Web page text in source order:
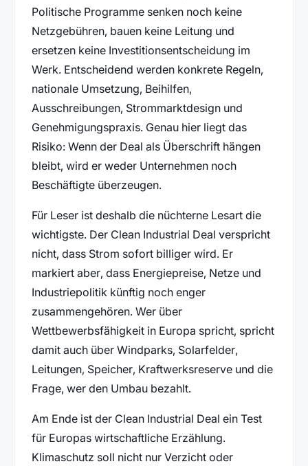
Politische Programme senken noch keine
Netzgebühren, bauen keine Leitung und
ersetzen keine Investitionsentscheidung im
Werk. Entscheidend werden konkrete Regeln,
nationale Umsetzung, Beihilfen,
Ausschreibungen, Strommarktdesign und
Genehmigungspraxis. Genau hier liegt das
Risiko: Wenn der Deal als Überschrift hängen
bleibt, wird er weder Unternehmen noch
Beschäftigte überzeugen.
Für Leser ist deshalb die nüchterne Lesart die
wichtigste. Der Clean Industrial Deal verspricht
nicht, dass Strom sofort billiger wird. Er
markiert aber, dass Energiepreise, Netze und
Industriepolitik künftig noch enger
zusammengehören. Wer über
Wettbewerbsfähigkeit in Europa spricht, spricht
damit auch über Windparks, Solarfelder,
Leitungen, Speicher, Kraftwerksreserve und die
Frage, wer den Umbau bezahlt.
Am Ende ist der Clean Industrial Deal ein Test
für Europas wirtschaftliche Erzählung.
Klimaschutz soll nicht nur Verzicht oder